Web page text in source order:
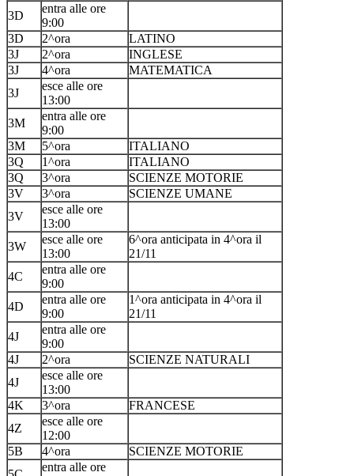
3D
entra alle ore
9:00
3D
2^ora
LATINO
3J
2^ora
INGLESE
3J
4^ora
MATEMATICA
3J
esce alle ore
13:00
3M
entra alle ore
9:00
3M
5^ora
ITALIANO
3Q
1^ora
ITALIANO
3Q
3^ora
SCIENZE MOTORIE
3V
3^ora
SCIENZE UMANE
3V
esce alle ore
13:00
3W
esce alle ore
13:00
6^ora anticipata in 4^ora il
21/11
4C
entra alle ore
9:00
4D
entra alle ore
9:00
1^ora anticipata in 4^ora il
21/11
4J
entra alle ore
9:00
4J
2^ora
SCIENZE NATURALI
4J
esce alle ore
13:00
4K
3^ora
FRANCESE
4Z
esce alle ore
12:00
5B
4^ora
SCIENZE MOTORIE
entra alle ore